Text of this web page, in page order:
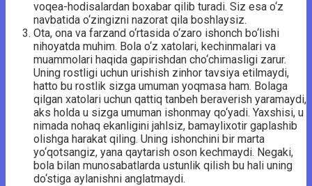
voqea-hodisalardan boxabar qilib turadi. Siz esa o‘z
navbatida o‘zingizni nazorat qila boshlaysiz.
Ota, ona va farzand o‘rtasida o‘zaro ishonch bo‘lishi
nihoyatda muhim. Bola o‘z xatolari, kechinmalari va
muammolari haqida gapirishdan cho‘chimasligi zarur.
Uning rostligi uchun urishish zinhor tavsiya etilmaydi,
hatto bu rostlik sizga umuman yoqmasa ham. Bolaga
qilgan xatolari uchun qattiq tanbeh beraverish yaramaydi,
aks holda u sizga umuman ishonmay qo‘yadi. Yaxshisi, u
nimada nohaq ekanligini jahlsiz, bamaylixotir gaplashib
olishga harakat qiling. Uning ishonchini bir marta
yo‘qotsangiz, yana qaytarish oson kechmaydi. Negaki,
bola bilan munosabatlarda ustunlik qilish bu hali uning
do‘stiga aylanishni anglatmaydi.